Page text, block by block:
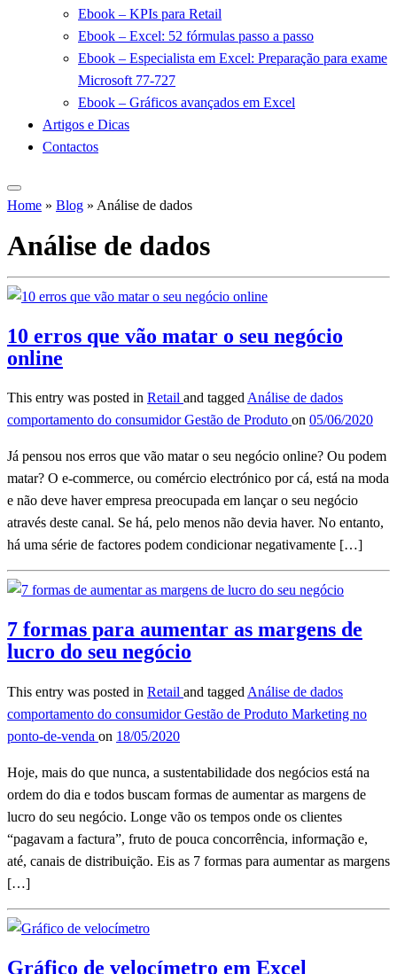
Ebook – KPIs para Retail
Ebook – Excel: 52 fórmulas passo a passo
Ebook – Especialista em Excel: Preparação para exame
Microsoft 77-727
Ebook – Gráficos avançados em Excel
Artigos e Dicas
Contactos
Home » Blog » Análise de dados
Análise de dados
10 erros que vão matar o seu negócio
online
This entry was posted in Retail and taggedAnálise de dados
comportamento do consumidorGestão de Produto on 05/06/2020
Já pensou nos erros que vão matar o seu negócio online? Ou podem
matar? O e-commerce, ou comércio electrónico por cá, está na moda
e não deve haver empresa preocupada em lançar o seu negócio
através deste canal. Se há, pelo menos não devia haver. No entanto,
há uma série de factores podem condicionar negativamente […]
7 formas para aumentar as margens de
lucro do seu negócio
This entry was posted in Retail and tagged Análise de dados
comportamento do consumidorGestão de Produto Marketing no
ponto-de-venda on 18/05/2020
Hoje, mais do que nunca, a sustentabilidade dos negócios está na
ordem do dia e todos buscam formas de aumentar as margens de
lucro do seu negócio. Longe vão os tempos onde os clientes
“pagavam a factura”, fruto de pouca concorrência, informação e,
até, canais de distribuição. Eis as 7 formas para aumentar as margens
[…]
Gráfico de velocímetro em Excel